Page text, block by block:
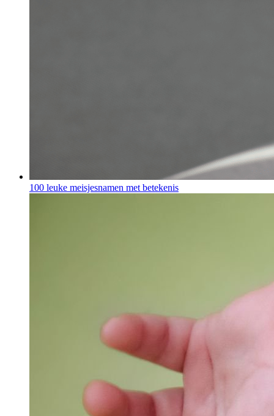
100 leuke meisjesnamen met betekenis